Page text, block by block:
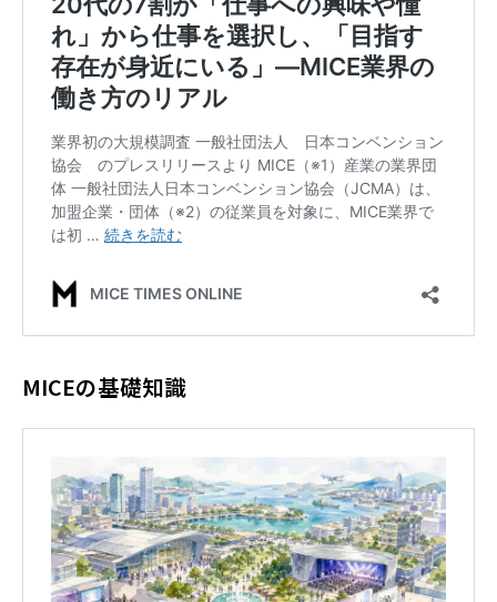
MICEの基礎知識